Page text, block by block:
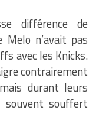
différence de
n’avait pas
avec les Knicks.
contrairement
durant leurs
souvent souffert